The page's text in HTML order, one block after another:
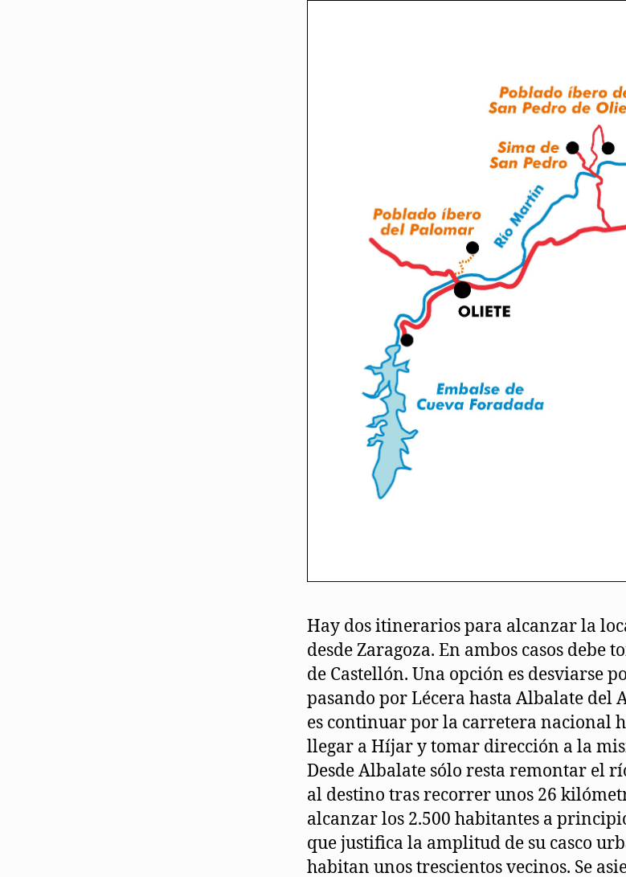
Hay dos itinerarios para alcanzar la
desde Zaragoza. En ambos casos debe
de Castellón. Una opción es desviarse
pasando por Lécera hasta Albalate del
es continuar por la carretera nacional
llegar a Híjar y tomar dirección a la
Desde Albalate sólo resta remontar el
al destino tras recorrer unos 26
alcanzar los 2.500 habitantes a
que justifica la amplitud de su casco
habitan unos trescientos vecinos. Se